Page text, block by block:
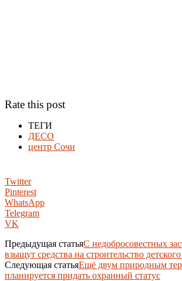
Rate this post
ТЕГИ
ДЕСО
центр Сочи
Twitter
Pinterest
WhatsApp
Telegram
VK
Предыдущая статьяС недобросовестных
взыщут средства на строительство
Следующая статьяЕщё двум природным
планируется придать охранный статус